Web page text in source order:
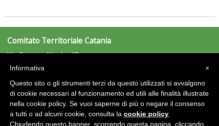
Ddl Lobby, Uisp: “Il Parlamento valorizzi le nostre specificità"
Comitato Territoriale Catania
Via Principe Nicola, 47
e-mail:catania@uisp.it
Area Riservata 2.0
×
Informativa
Questo sito o gli strumenti terzi da questo utilizzati si avvalgono
di cookie necessari al funzionamento ed utili alle finalità illustrate
nella cookie policy. Se vuoi saperne di più o negare il consenso
a tutti o ad alcuni cookie, consulta la cookie policy
Chiudendo questo banner, scorrendo questa pagina, cliccando